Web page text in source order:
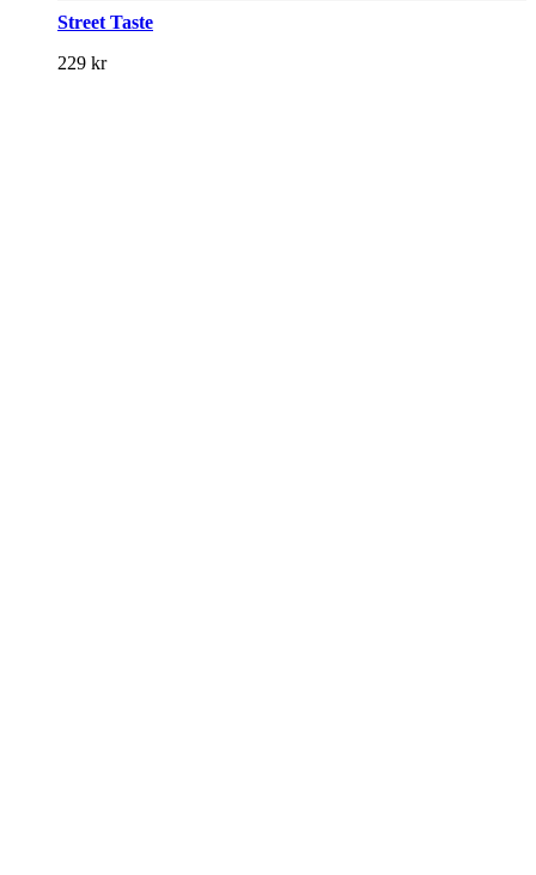
Street Taste
229 kr